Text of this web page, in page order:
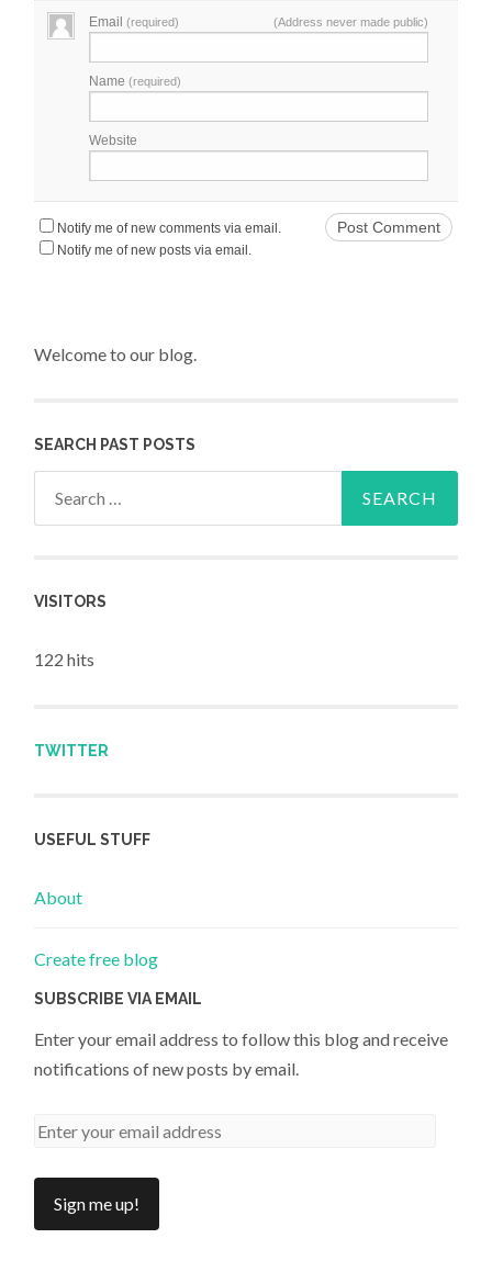
Email(required) (Address never made public)
Name(required)
Website
Notify me of new comments via email.
Notify me of new posts via email.
Welcome to our blog.
SEARCH PAST POSTS
VISITORS
122 hits
TWITTER
USEFUL STUFF
About
Create free blog
SUBSCRIBE VIA EMAIL
Enter your email address to follow this blog and receive
notifications of new posts by email.